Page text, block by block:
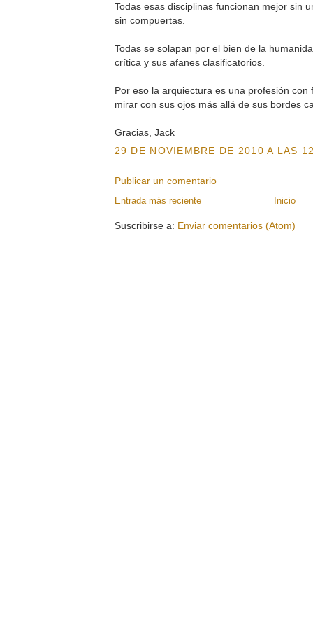
Todas esas disciplinas funcionan mejor sin
sin compuertas.
Todas se solapan por el bien de la
crítica y sus afanes clasificatorios.
Por eso la arquiectura es una profesión con
mirar con sus ojos más allá de sus bordes
Gracias, Jack
29 DE NOVIEMBRE DE 2010 A LAS
Publicar un comentario
Entrada más reciente Inicio
Suscribirse a: Enviar comentarios (Atom)